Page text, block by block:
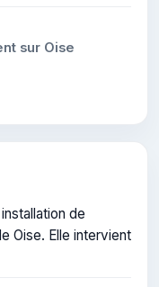
sur Oise
de
Oise. Elle intervient